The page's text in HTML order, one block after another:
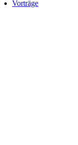
Vorträge